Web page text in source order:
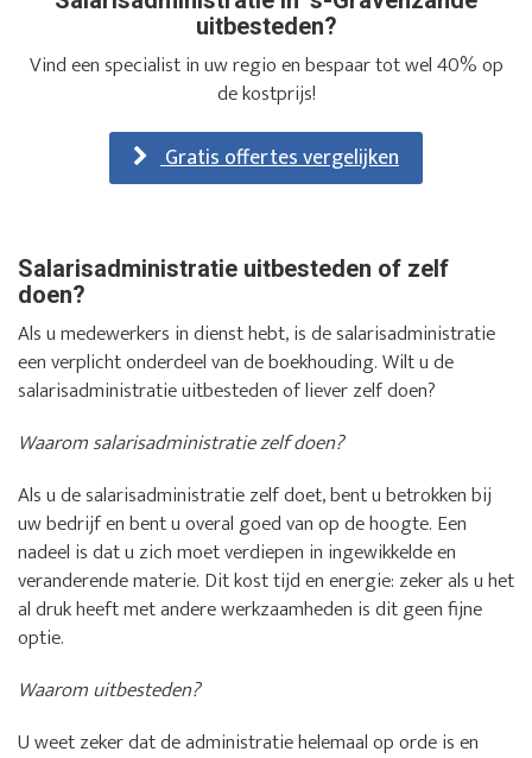
uitbesteden?
Vind een specialist in uw regio en bespaar tot wel 40% op
de kostprijs!
Gratis offertes vergelijken
Salarisadministratie uitbesteden of zelf
doen?
Als u medewerkers in dienst hebt, is de salarisadministratie
een verplicht onderdeel van de boekhouding. Wilt u de
salarisadministratie uitbesteden of liever zelf doen?
Waarom salarisadministratie zelf doen?
Als u de salarisadministratie zelf doet, bent u betrokken bij
uw bedrijf en bent u overal goed van op de hoogte. Een
nadeel is dat u zich moet verdiepen in ingewikkelde en
veranderende materie. Dit kost tijd en energie: zeker als u het
al druk heeft met andere werkzaamheden is dit geen fijne
optie.
Waarom uitbesteden?
U weet zeker dat de administratie helemaal op orde is en